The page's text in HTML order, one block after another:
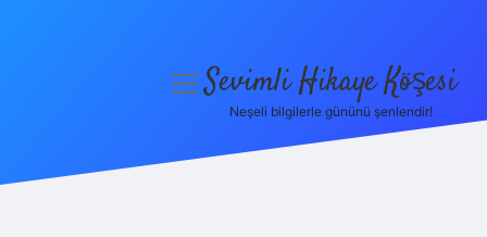
menüyüSevimli Hikaye Köşesi
Neşeli bilgilerle gününü şenlendir!